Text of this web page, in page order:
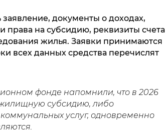
документы о доходах,
права на субсидию, реквизиты счета
жилья. Заявки принимаются
всех данных средства перечислят
фонде напомнили, что в 2026
субсидию, либо
услуг, одновременно